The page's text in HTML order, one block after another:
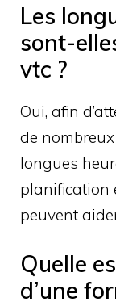
Les
sont-
vtc ?
Oui, afin
de
longues
planification
peuvent
Quelle
d’une